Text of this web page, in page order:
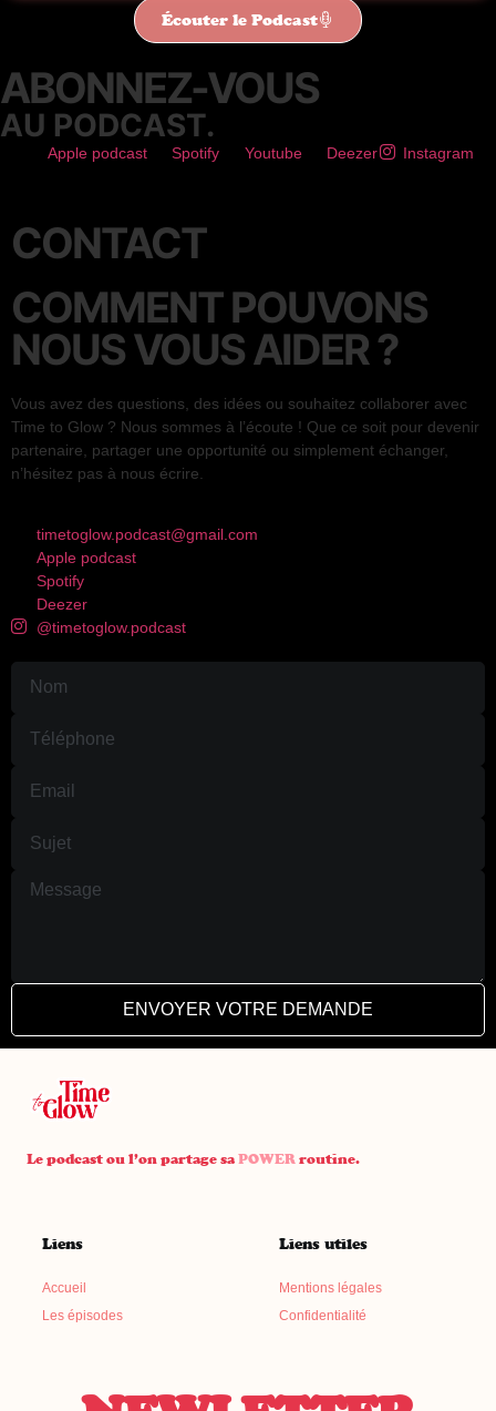
Écouter le Podcast
ABONNEZ-VOUS
AU PODCAST.
Apple podcast Spotify Youtube Deezer Instagram
CONTACT
COMMENT POUVONS
NOUS VOUS AIDER ?
Vous avez des questions, des idées ou souhaitez collaborer avec
Time to Glow ? Nous sommes à l’écoute ! Que ce soit pour devenir
partenaire, partager une opportunité ou simplement échanger,
n’hésitez pas à nous écrire.
timetoglow.podcast@gmail.com
Apple podcast
Spotify
Deezer
@timetoglow.podcast
ENVOYER VOTRE DEMANDE
Le podcast ou l’on partage sa POWER routine.
Liens
Accueil
Les épisodes
Liens utiles
Mentions légales
Confidentialité